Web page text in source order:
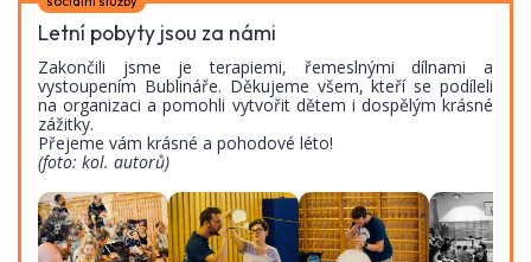
Letní pobyty jsou za námi
Zakončili jsme je terapiemi, řemeslnými dílnami a
vystoupením Bublináře. Děkujeme všem, kteří se podíleli
na organizaci a pomohli vytvořit dětem i dospělým krásné
zážitky.
Přejeme vám krásné a pohodové léto!
(foto: kol. autorů)